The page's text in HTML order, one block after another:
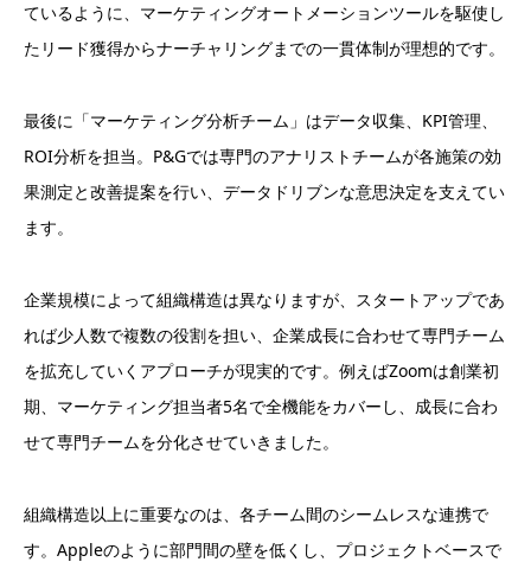
ているように、マーケティングオートメーションツールを駆使し
たリード獲得からナーチャリングまでの一貫体制が理想的です。
最後に「マーケティング分析チーム」はデータ収集、KPI管理、
ROI分析を担当。P&Gでは専門のアナリストチームが各施策の効
果測定と改善提案を行い、データドリブンな意思決定を支えてい
ます。
企業規模によって組織構造は異なりますが、スタートアップであ
れば少人数で複数の役割を担い、企業成長に合わせて専門チーム
を拡充していくアプローチが現実的です。例えばZoomは創業初
期、マーケティング担当者5名で全機能をカバーし、成長に合わ
せて専門チームを分化させていきました。
組織構造以上に重要なのは、各チーム間のシームレスな連携で
す。Appleのように部門間の壁を低くし、プロジェクトベースで